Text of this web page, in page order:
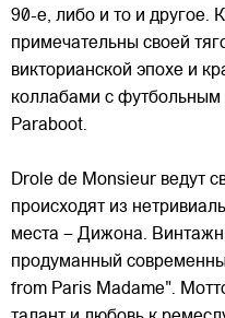
90-е, либо и то и другое.
примечательны своей
викторианской эпохе и
коллабами с
Paraboot.
Drole de Monsieur ведут
происходят из
места – Дижона.
продуманный
from Paris Madame".